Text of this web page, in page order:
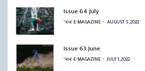
Issue 64 July
'પંખ' E-MAGAZINE AUGUST 5, 2022
Issue 63 June
'પંખ' E-MAGAZINE JULY 1, 2022